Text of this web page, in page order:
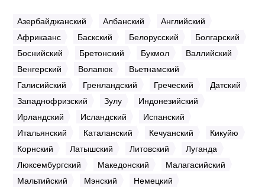
Азербайджанский Албанский
Английский
Африкаанс
Баскский Белорусский
Болгарский
Боснийский
Бретонский Букмол
Валлийский
Венгерский
Волапюк
Вьетнамский
Галисийский
Гренландский Греческий
Датский
Западнофризский
Зулу
Индонезийский
Ирландский
Исландский
Испанский
Итальянский
Каталанский Кечуанский
Кикуйю
Корнский
Латышский Литовский
Луганда
Люксембургский
Македонский
Малагасийский
Мальтийский
Мэнский
Немецкий